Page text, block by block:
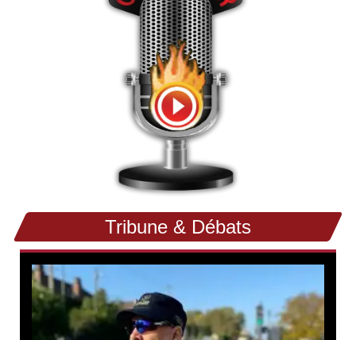
Tribune & Débats